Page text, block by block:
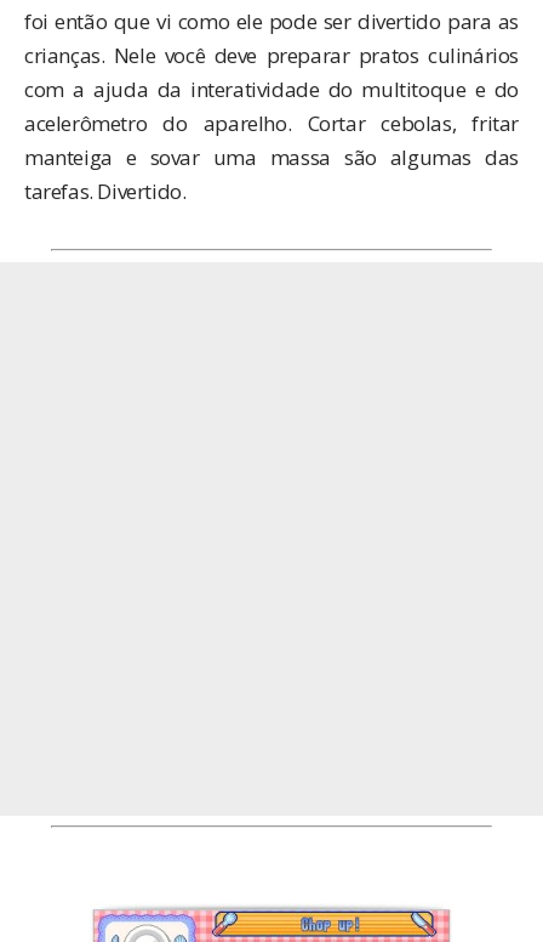
foi então que vi como ele pode ser divertido para as
crianças. Nele você deve preparar pratos culinários
com a ajuda da interatividade do multitoque e do
acelerômetro do aparelho. Cortar cebolas, fritar
manteiga e sovar uma massa são algumas das
tarefas. Divertido.